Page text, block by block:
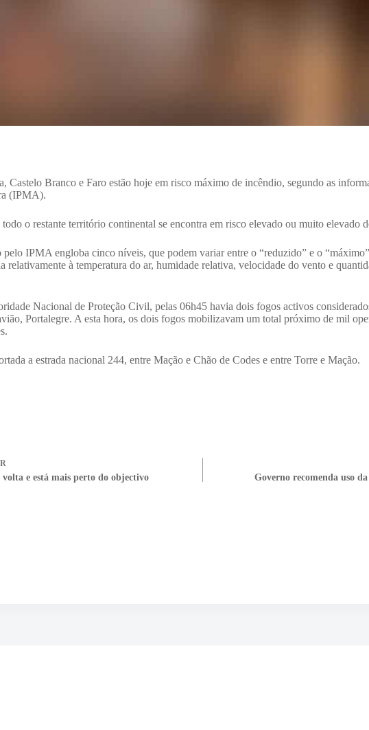
Castelo Branco e Faro estão hoje em risco máximo de incêndio, segundo as
(IPMA).
o restante território continental se encontra em risco elevado ou muito elevado
IPMA engloba cinco níveis, que podem variar entre o “reduzido” e o
relativamente à temperatura do ar, humidade relativa, velocidade do vento e
Nacional de Proteção Civil, pelas 06h45 havia dois fogos activos
Portalegre. A esta hora, os dois fogos mobilizavam um total próximo de mil
a estrada nacional 244, entre Mação e Chão de Codes e entre Torre e Mação.
volta e está mais perto do objectivo Governo recomenda uso